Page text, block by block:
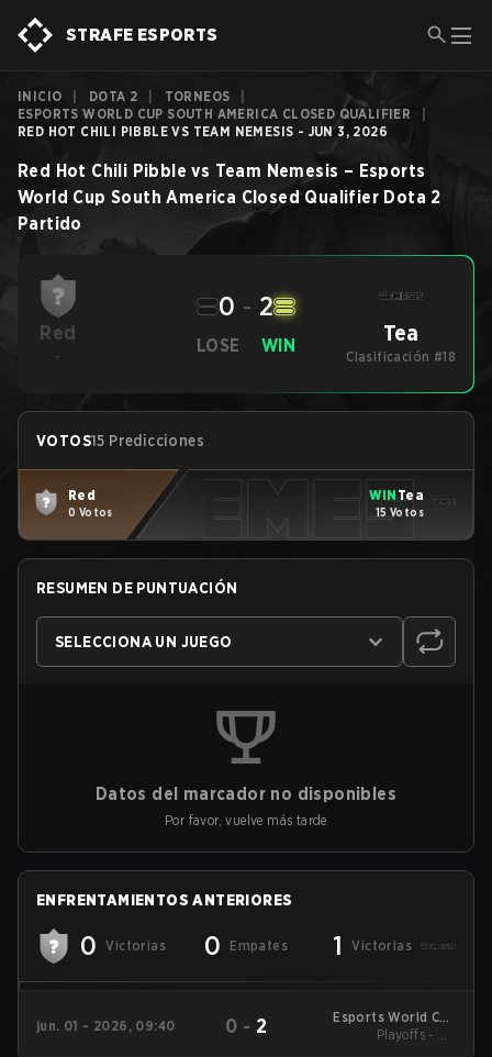
STRAFE ESPORTS
INICIO DOTA 2 TORNEOS
ESPORTS WORLD CUP SOUTH AMERICA CLOSED QUALIFIER
RED HOT CHILI PIBBLE VS TEAM NEMESIS - JUN 3, 2026
Red Hot Chili Pibble vs Team Nemesis – Esports
World Cup South America Closed Qualifier Dota 2
Partido
Red
-
LOSE
0 - 2
WIN Tea
Clasificación #18
VOTOS15 Predicciones
Red
0 Votos
WIN Tea
15 Votos
RESUMEN DE PUNTUACIÓN
SELECCIONA UN JUEGO
Datos del marcador no disponibles
Por favor, vuelve más tarde
ENFRENTAMIENTOS ANTERIORES
0 Victorias 0 Empates 1 Victorias
jun. 01 - 2026, 09:40 0 - 2
Esports World Cup
South America Closed
Playoffs - UB